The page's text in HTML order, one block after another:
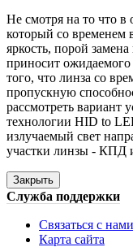
Не смотря на то что в
который со временем
яркость, порой
приносит
того, что линза со
пропускную
рассмотреть вариант
технологии HID to
излучаемый свет
участки линзы - КПД
Закрыть
Служба поддержки
Связаться с нами
Карта сайта